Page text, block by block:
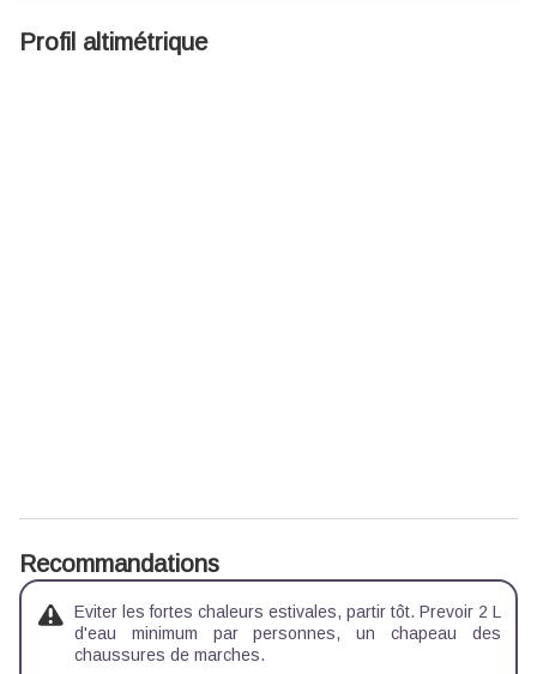
Profil altimétrique
Recommandations
Eviter les fortes chaleurs estivales, partir tôt. Prevoir 2 L
d'eau minimum par personnes, un chapeau des
chaussures de marches.